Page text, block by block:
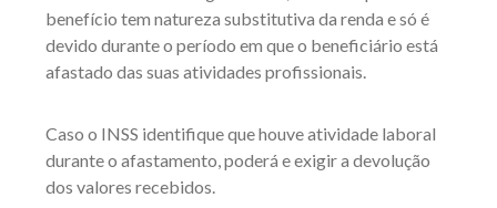
benefício tem natureza substitutiva da renda e só é
devido durante o período em que o beneficiário está
afastado das suas atividades profissionais.
Caso o INSS identifique que houve atividade laboral
durante o afastamento, poderá e exigir a devolução
dos valores recebidos.